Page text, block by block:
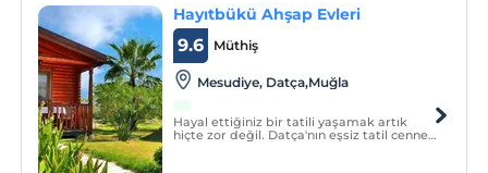
Hayıtbükü Ahşap Evleri
Müthiş
9.6
Mesudiye, Datça,Muğla
Hayal ettiğiniz bir tatili yaşamak artık
hiçte zor değil. Datça'nın eşsiz tatil cenneti